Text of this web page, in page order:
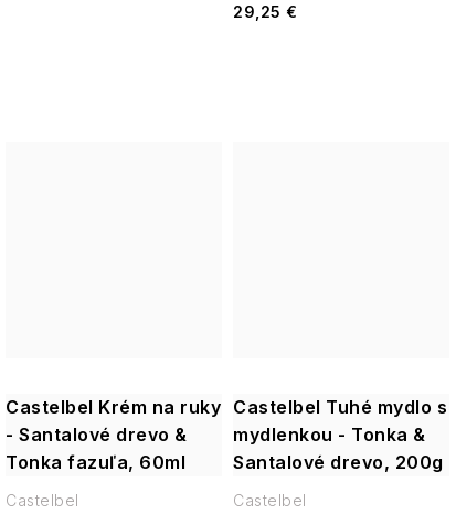
29,25 €
Castelbel Krém na ruky
- Santalové drevo &
Tonka fazuľa, 60ml
Castelbel
Castelbel Tuhé mydlo s
mydlenkou - Tonka &
Santalové drevo, 200g
Castelbel